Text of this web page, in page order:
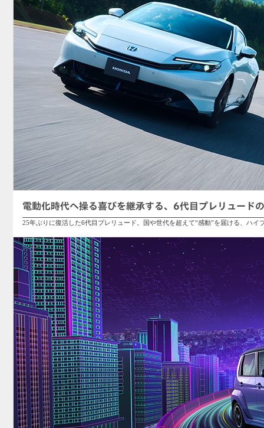
電動化時代へ操る喜びを継承する、6代目プレリュード
25年ぶりに復活した6代目プレリュード。国や世代を超えて“感動”を届ける、ハイ